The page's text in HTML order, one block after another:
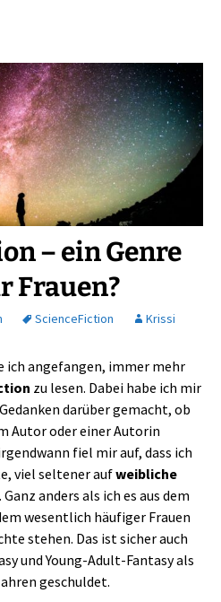
– ein Genre
Frauen?
ScienceFiction Krissi
ich angefangen, immer mehr
zu lesen. Dabei habe ich mir
darüber gemacht, ob
Autor oder einer Autorin
fiel mir auf, dass ich
viel seltener aufweibliche
anders als ich es aus dem
wesentlich häufiger Frauen
stehen. Das ist sicher auch
und Young-Adult-Fantasy als
geschuldet.